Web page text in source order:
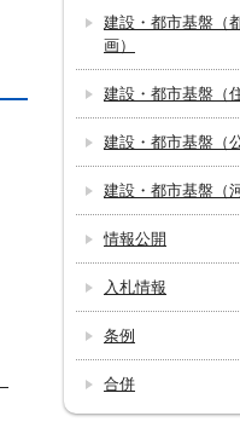
建設・都市基盤（
画）
建設・都市基盤（
建設・都市基盤（
建設・都市基盤（
情報公開
入札情報
条例
合併